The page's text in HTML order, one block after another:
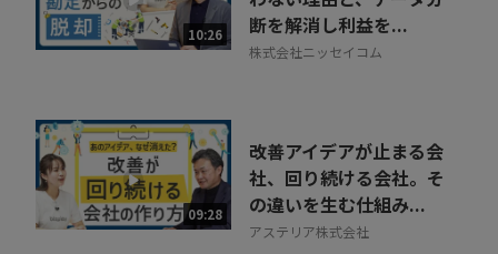
10:26
断を解消し利益を...
株式会社ニッセイコム
09:28
改善アイデアが止まる会
社、回り続ける会社。そ
の違いを生む仕組み...
アステリア株式会社